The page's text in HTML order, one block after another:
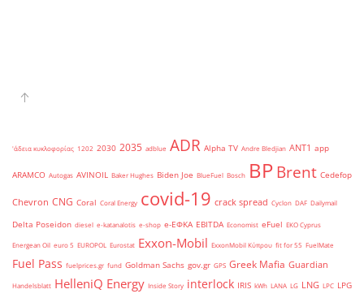
'άδεια κυκλοφορίας 1202 2030 2035 adblue ADR Alpha TV Andre Bledjian ANT1 app
ARAMCO Autogas AVINOIL Baker Hughes Biden Joe BlueFuel Bosch BPBrent Cedefop
Chevron CNG Coral Coral Energy covid-19 crack spread Cyclon DAF Dailymail
Delta Poseidon diesel e-katanalotis e-shop e-ΕΦΚΑ EBITDA Economist eFuel EKO Cyprus
Energean Oil euro 5 EUROPOL Eurostat Exxon-Mobil ExxonMobil Κύπρου fit for 55 FuelMate
Fuel Pass fuelprices.gr fund Goldman Sachs gov.gr GPS Greek Mafia Guardian
Handelsblatt HelleniQ Energy Inside Story interlock IRIS kWh LANA LG LNG LPC LPG